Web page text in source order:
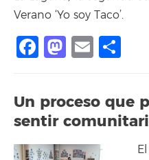
Verano ‘Yo soy Taco’.
Facebook
Email
Un proceso que
sentir